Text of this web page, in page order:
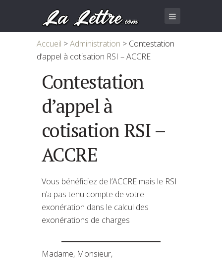
Accueil >Administration > Contestation
d’appel à cotisation RSI – ACCRE
Contestation
d’appel à
cotisation RSI –
ACCRE
Vous bénéficiez de l’ACCRE mais le RSI
n’a pas tenu compte de votre
exonération dans le calcul des
exonérations de charges
Madame, Monsieur,